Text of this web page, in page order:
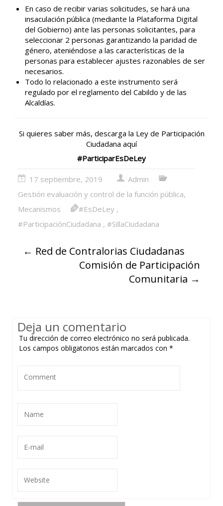
En caso de recibir varias solicitudes, se hará una
insaculación pública (mediante la Plataforma Digital
del Gobierno) ante las personas solicitantes, para
seleccionar 2 personas garantizando la paridad de
género, ateniéndose a las características de la
personas para establecer ajustes razonables de ser
necesarios.
Todo lo relacionado a este instrumento será
regulado por el reglamento del Cabildo y de las
Alcaldías.
Si quieres saber más, descarga la Ley de Participación
Ciudadana aquí
#ParticiparEsDeLey
17 septiembre, 2019
Admin
Gestión evaluación y control de la función pública,
Mecanismos
#EsDeLey,
#ParticipaciónCiudadana , #SillaCiudadana
← Red de Contralorias Ciudadanas
Comisión de Participación
Comunitaria →
Deja un comentario
Tu dirección de correo electrónico no será publicada.
Los campos obligatorios están marcados con*